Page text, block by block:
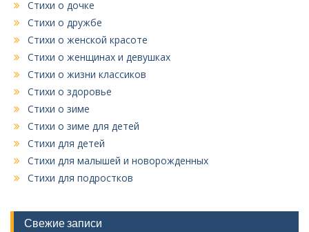
Стихи о дочке
Стихи о дружбе
Стихи о женской красоте
Стихи о женщинах и девушках
Стихи о жизни классиков
Стихи о здоровье
Стихи о зиме
Стихи о зиме для детей
Стихи для детей
Стихи для малышей и новорожденных
Стихи для подростков
Свежие записи